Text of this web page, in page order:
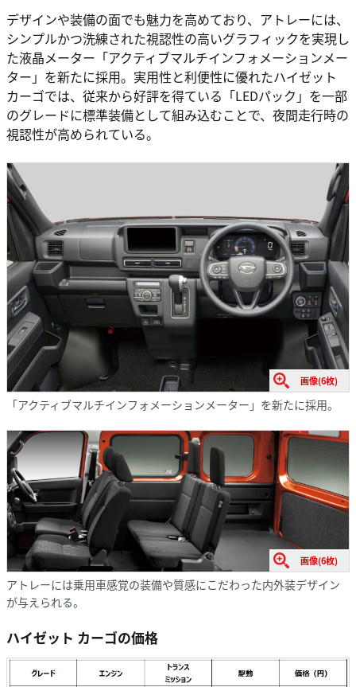
デザインや装備の面でも魅力を高めており、アトレーには、
シンプルかつ洗練された視認性の高いグラフィックを実現し
た液晶メーター「アクティブマルチインフォメーションメー
ター」を新たに採用。実用性と利便性に優れたハイゼット
カーゴでは、従来から好評を得ている「LEDパック」を一部
のグレードに標準装備として組み込むことで、夜間走行時の
視認性が高められている。
画像(6枚)
「アクティブマルチインフォメーションメーター」を新たに採用。
画像(6枚)
アトレーには乗用車感覚の装備や質感にこだわった内外装デザイン
が与えられる。
ハイゼット カーゴの価格